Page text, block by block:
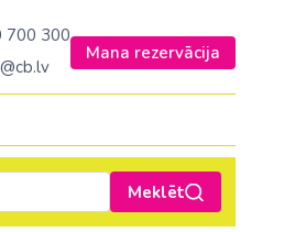
700 300
Mana rezervācija
Janvārī
Janvārī
Janvārī
Meklēt